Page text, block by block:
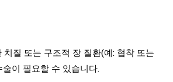
치질 또는 구조적 장 질환(예: 협착 또는
이 필요할 수 있습니다.